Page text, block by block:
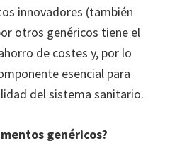
innovadores (también
otros genéricos tiene el
de costes y, por lo
esencial para
del sistema sanitario.
genéricos?